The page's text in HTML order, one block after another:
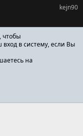
kejn90
чтобы
в систему, если Вы
на